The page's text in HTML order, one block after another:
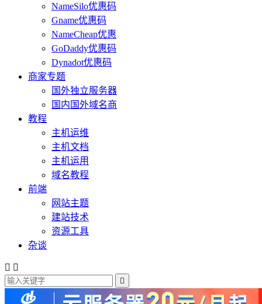
NameSilo优惠码
Gname优惠码
NameCheap优惠
GoDaddy优惠码
Dynadot优惠码
商家专题
国外独立服务器
国内国外域名商
教程
主机运维
主机文档
主机运用
域名教程
前端
网站主题
建站技术
资源工具
杂谈
 
